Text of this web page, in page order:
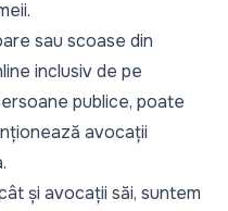
sau scoase din
inclusiv de pe
publice, poate
avocații
și avocații săi, suntem